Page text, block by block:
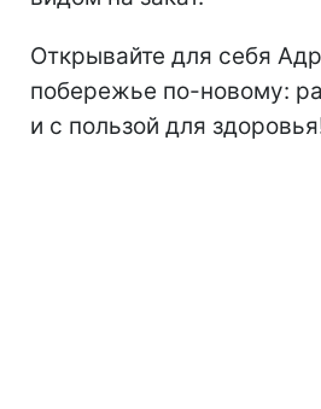
Открывайте для себя
побережье по-новому:
и с пользой для